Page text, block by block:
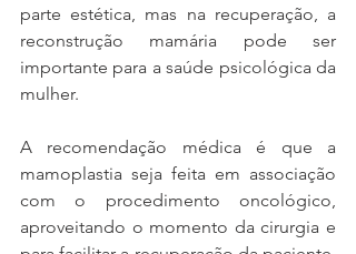
parte estética, mas na recuperação, a
reconstrução mamária pode ser
importante para a saúde psicológica da
mulher.
A recomendação médica é que a
mamoplastia seja feita em associação
com o procedimento oncológico,
aproveitando o momento da cirurgia e